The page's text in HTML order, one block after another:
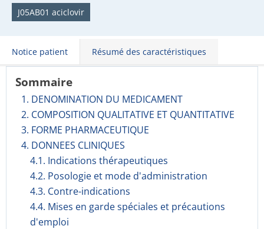
J05AB01 aciclovir
Notice patient Résumé des caractéristiques
Sommaire
1. DENOMINATION DU MEDICAMENT
2. COMPOSITION QUALITATIVE ET QUANTITATIVE
3. FORME PHARMACEUTIQUE
4. DONNEES CLINIQUES
4.1. Indications thérapeutiques
4.2. Posologie et mode d'administration
4.3. Contre-indications
4.4. Mises en garde spéciales et précautions
d'emploi